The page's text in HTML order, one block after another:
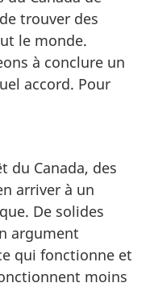
trouver des
le monde.
à conclure un
accord. Pour
du Canada, des
arriver à un
De solides
argument
qui fonctionne et
moins